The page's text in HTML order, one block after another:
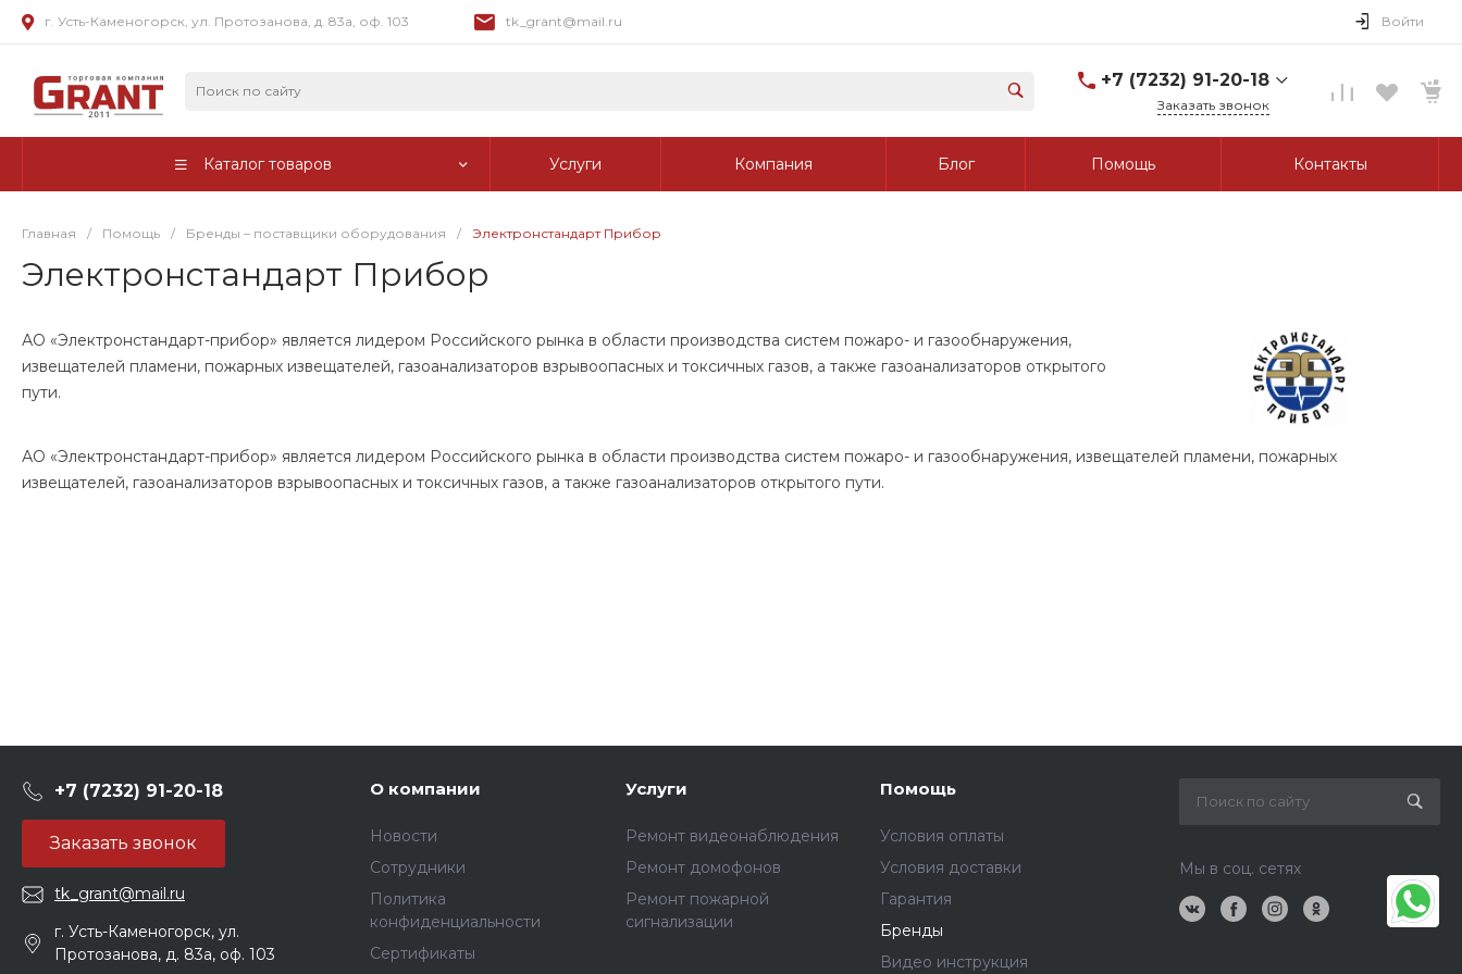
г. Усть-Каменогорск, ул. Протозанова, д. 83а, оф. 103 tk_grant@mail.ru Войти
+7 (7232) 91-20-18
г. Усть-Каменогорск, ул.
Заказать звонок
Каталог товаров Услуги Компания Блог Помощь Контакты
Главная / Помощь / Бренды – поставщики оборудования / Электронстандарт Прибор
Электронстандарт Прибор
АО «Электронстандарт-прибор» является лидером Российского рынка в области производства систем пожаро- и газообнаружения,
извещателей пламени, пожарных извещателей, газоанализаторов взрывоопасных и токсичных газов, а также газоанализаторов открытого
пути.
АО «Электронстандарт-прибор» является лидером Российского рынка в области производства систем пожаро- и газообнаружения, извещателей пламени, пожарных
извещателей, газоанализаторов взрывоопасных и токсичных газов, а также газоанализаторов открытого пути.
+7 (7232) 91-20-18
Заказать звонок
tk_grant@mail.ru
г. Усть-Каменогорск, ул.
Протозанова, д. 83а, оф. 103
О компании
Новости
Сотрудники
Политика
конфиденциальности
Сертификаты
Услуги
Ремонт видеонаблюдения
Ремонт домофонов
Ремонт пожарной
сигнализации
Помощь
Условия оплаты
Условия доставки
Гарантия
Бренды
Видео инструкция
Мы в соц. сетях